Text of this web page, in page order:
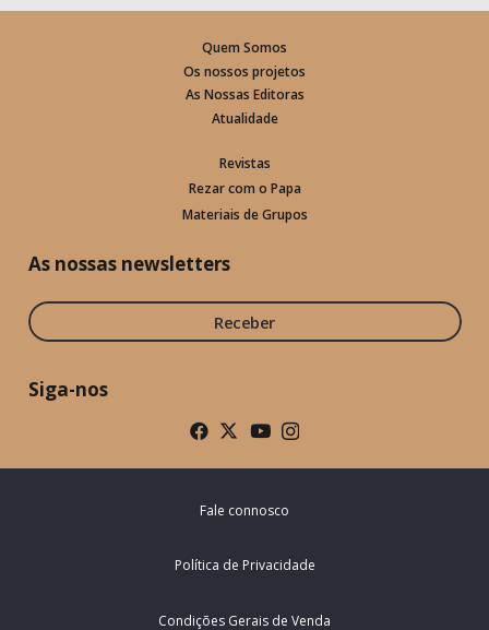
Quem Somos
Os nossos projetos
As Nossas Editoras
Atualidade
Revistas
Rezar com o Papa
Materiais de Grupos
As nossas newsletters
Receber
Siga-nos
Fale connosco
Política de Privacidade
Condições Gerais de Venda